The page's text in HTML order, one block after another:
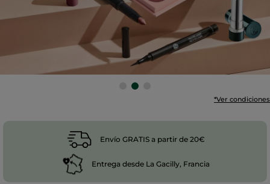
*Ver condiciones
Envío GRATIS a partir de 20€
Entrega desde La Gacilly, Francia